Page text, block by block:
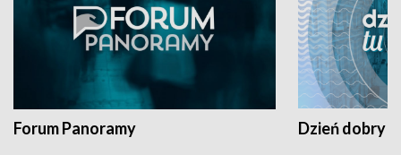
Forum Panoramy Dzień dobry